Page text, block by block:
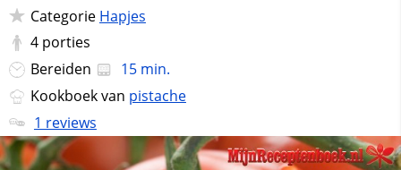
Categorie Hapjes
4 porties
Bereiden
15 min.
Kookboek van pistache
1 reviews